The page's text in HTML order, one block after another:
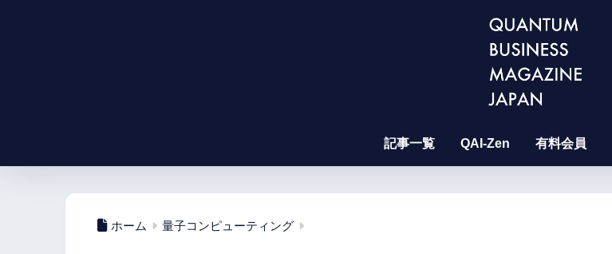
記事一覧 QAI-Zen 有料会員
ホーム 量子コンピューティング